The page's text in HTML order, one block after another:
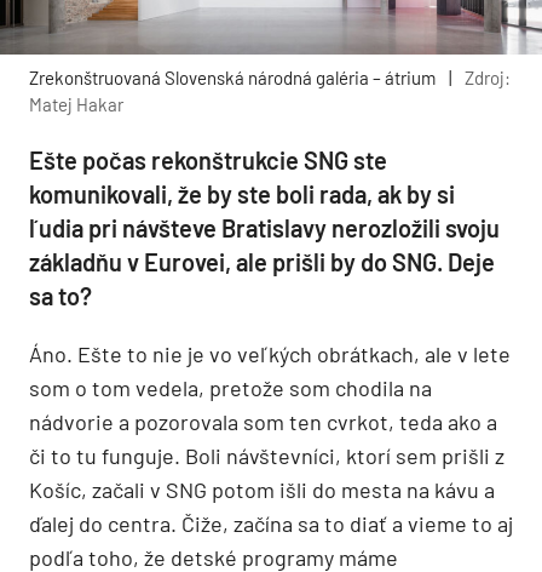
Zrekonštruovaná Slovenská národná galéria – átrium |
Zdroj:
Matej Hakar
Ešte počas rekonštrukcie SNG ste
komunikovali, že by ste boli rada, ak by si
ľudia pri návšteve Bratislavy nerozložili svoju
základňu v Eurovei, ale prišli by do SNG. Deje
sa to?
Áno. Ešte to nie je vo veľkých obrátkach, ale v lete
som o tom vedela, pretože som chodila na
nádvorie a pozorovala som ten cvrkot, teda ako a
či to tu funguje. Boli návštevníci, ktorí sem prišli z
Košíc, začali v SNG potom išli do mesta na kávu a
ďalej do centra. Čiže, začína sa to diať a vieme to aj
podľa toho, že detské programy máme